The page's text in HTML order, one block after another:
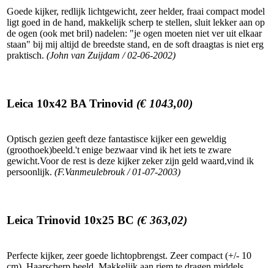
Goede kijker, redlijk lichtgewicht, zeer helder, fraai compact model
ligt goed in de hand, makkelijk scherp te stellen, sluit lekker aan op
de ogen (ook met bril) nadelen: "je ogen moeten niet ver uit elkaar
staan" bij mij altijd de breedste stand, en de soft draagtas is niet erg
praktisch. (John van Zuijdam / 02-06-2002)
Leica 10x42 BA Trinovid (€ 1043,00)
Optisch gezien geeft deze fantastisce kijker een geweldig
(groothoek)beeld.'t enige bezwaar vind ik het iets te zware
gewicht.Voor de rest is deze kijker zeker zijn geld waard,vind ik
persoonlijk. (F.Vanmeulebrouk / 01-07-2003)
Leica Trinovid 10x25 BC (€ 363,02)
Perfecte kijker, zeer goede lichtopbrengst. Zeer compact (+/- 10